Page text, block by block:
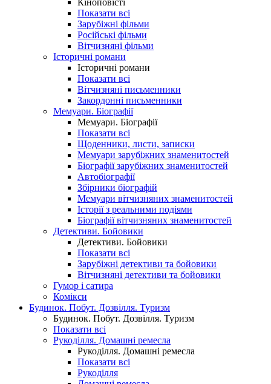
Кіноповісті
Показати всі
Зарубіжні фільми
Російські фільми
Вітчизняні фільми
Історичні романи
Історичні романи
Показати всі
Вітчизняні письменники
Закордонні письменники
Мемуари. Біографії
Мемуари. Біографії
Показати всі
Щоденники, листи, записки
Мемуари зарубіжних знаменитостей
Біографії зарубіжних знаменитостей
Автобіографії
Збірники біографій
Мемуари вітчизняних знаменитостей
Історії з реальними подіями
Біографії вітчизняних знаменитостей
Детективи. Бойовики
Детективи. Бойовики
Показати всі
Зарубіжні детективи та бойовики
Вітчизняні детективи та бойовики
Гумор і сатира
Комікси
Будинок. Побут. Дозвілля. Туризм
Будинок. Побут. Дозвілля. Туризм
Показати всі
Рукоділля. Домашні ремесла
Рукоділля. Домашні ремесла
Показати всі
Рукоділля